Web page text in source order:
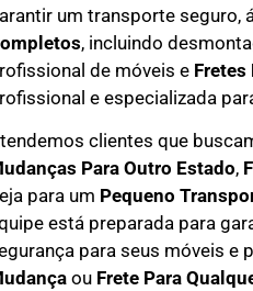
um transporte seguro,
, incluindo
de móveis e Fretes
e especializada
clientes que
udanças Para Outro Estado,F
para um Pequeno
está preparada para
para seus móveis e
ou Frete Para